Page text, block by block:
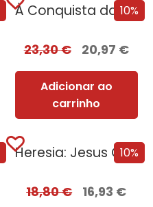
10%
À Conquista da Paz do Iluminismo à União Europeia [Edição Autografada]
23,30€ 20,97 €
Adicionar ao
carrinho
10%
Heresia: Jesus Cristo e os Outros Filhos de Deus
18,80€ 16,93 €